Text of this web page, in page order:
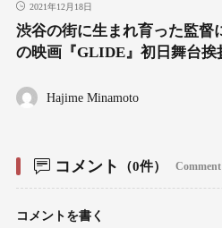
2021年12月18日
渋谷の街に生まれ育った監督
の映画『GLIDE』初日舞台挨
Hajime Minamoto
コメント （0件） Comment
コメントを書く